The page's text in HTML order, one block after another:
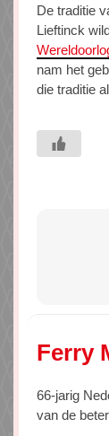
De traditie
Lieftinck
nam het
die traditie
Ferry
66-jarig
van de